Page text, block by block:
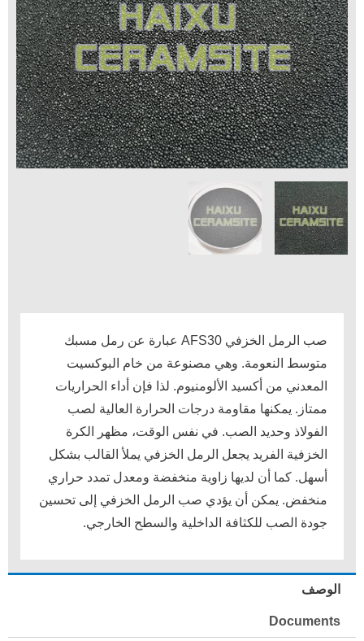
صب الرمل الخزفي AFS30 عبارة عن رمل مسبك
متوسط ​​النعومة. وهي مصنوعة من خام البوكسيت
المعدني من أكسيد الألومنيوم. لذا فإن أداء الحراريات
ممتاز. يمكنها مقاومة درجات الحرارة العالية لصب
الفولاذ وحديد الصب. في نفس الوقت، مظهر الكرة
الخزفية الفريد يجعل الرمل الخزفي يملأ القالب بشكل
أسهل. كما أن لديها زاوية منخفضة ومعدل تمدد حراري
منخفض. يمكن أن يؤدي صب الرمل الخزفي إلى تحسين
جودة الصب للكثافة الداخلية والسطح الخارجي.
الوصف
Documents